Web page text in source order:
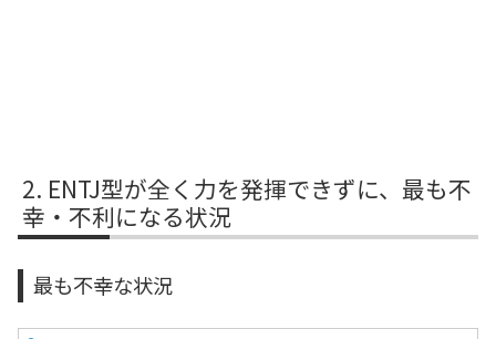
ENTJ型が全く力を発揮できずに、最も不
幸・不利になる状況
最も不幸な状況